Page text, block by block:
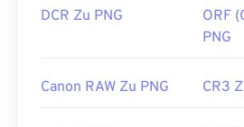
https://whatis.techtarget.com/
LifeWire-Artikel zu PNGs
Verwandte PNG-Tools:
DCR Zu PNG
ORF
PNG
Canon RAW Zu PNG CR3